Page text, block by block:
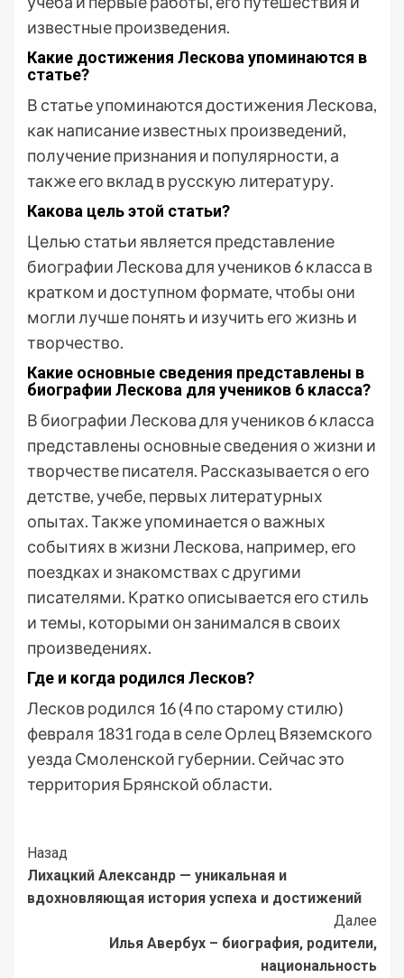
известные произведения.
Какие достижения Лескова упоминаются в
статье?
В статье упоминаются достижения Лескова,
как написание известных произведений,
получение признания и популярности, а
также его вклад в русскую литературу.
Какова цель этой статьи?
Целью статьи является представление
биографии Лескова для учеников 6 класса в
кратком и доступном формате, чтобы они
могли лучше понять и изучить его жизнь и
творчество.
Какие основные сведения представлены в
биографии Лескова для учеников 6 класса?
В биографии Лескова для учеников 6 класса
представлены основные сведения о жизни и
творчестве писателя. Рассказывается о его
детстве, учебе, первых литературных
опытах. Также упоминается о важных
событиях в жизни Лескова, например, его
поездках и знакомствах с другими
писателями. Кратко описывается его стиль
и темы, которыми он занимался в своих
произведениях.
Где и когда родился Лесков?
Лесков родился 16 (4 по старому стилю)
февраля 1831 года в селе Орлец Вяземского
уезда Смоленской губернии. Сейчас это
территория Брянской области.
Post
Navigation
Назад
Лихацкий Александр — уникальная и
вдохновляющая история успеха и достижений
Далее
Илья Авербух – биография, родители,
национальность